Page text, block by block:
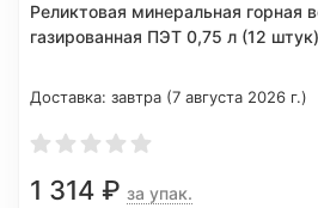
Реликтовая минеральная горная
газированная ПЭТ 0,75 л (12 штук)
Доставка: завтра (7 августа 2026 г.)
1 314 ₽ за упак.